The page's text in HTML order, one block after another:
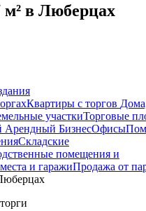
м² в Люберцах
Квартиры с торгов
участкиТорговые
Арендный БизнесОфисы
Складские
помещения и
и гаражиПродажа от